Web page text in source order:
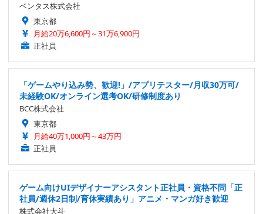
ベンタス株式会社
東京都
月給20万6,600円～31万6,900円
正社員
「ゲームやり込み勢、歓迎!」/アプリテスター/月収30万可/
未経験OK/オンライン選考OK/研修制度あり
BCC株式会社
東京都
月給40万1,000円～43万円
正社員
ゲーム向けUIデザイナーアシスタント正社員・資格不問「正
社員/週休2日制/育休実績あり」アニメ・マンガ好き歓迎
株式会社大斗